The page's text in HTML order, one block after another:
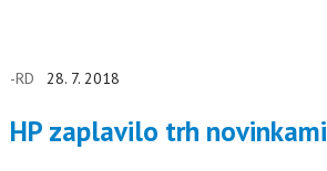
-RD 28. 7. 2018
HP zaplavilo trh novinkami